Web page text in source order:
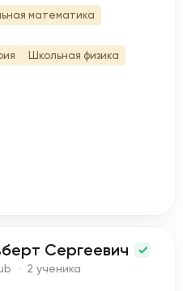
математика
Школьная физика
Сергеевич
· 2 ученика